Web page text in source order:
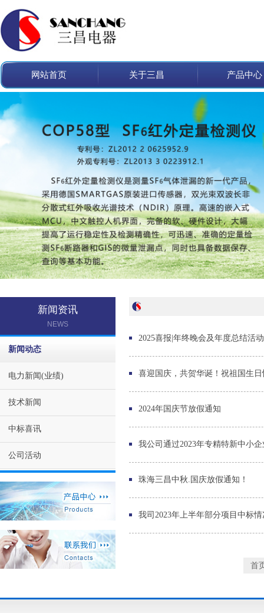
网站首页 关于三昌 产品中心
新闻资讯
NEWS
新闻动态
电力新闻(业绩)
技术新闻
中标喜讯
公司活动
2025喜报|年终晚会及年度总结活
喜迎国庆，共贺华诞！祝祖国生
2024年国庆节放假通知
我公司通过2023年专精特新中小
珠海三昌中秋.国庆放假通知！
我司2023年上半年部分项目中标情
首